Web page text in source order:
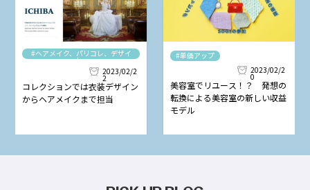
#ヘアメイク、パリコレ、デザイ
ナー
2023/02/2
2
コレクションでは衣装デザイン
からヘアメイクまで担当
#単価アップ
2023/02/2
0
美容室でリユース！？ 発想の
転換による美容室の新しい収益
モデル